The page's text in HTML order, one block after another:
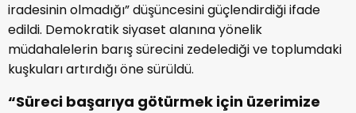
iradesinin olmadığı” düşüncesini güçlendirdiği ifade
edildi. Demokratik siyaset alanına yönelik
müdahalelerin barış sürecini zedelediği ve toplumdaki
kuşkuları artırdığı öne sürüldü.
“Süreci başarıya götürmek için üzerimize